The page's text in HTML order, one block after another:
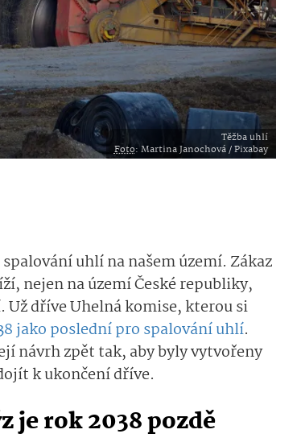
Těžba uhlí
Foto: Martina Janochová / Pixabay
uhlí na našem území. Zákaz
nejen na území České republiky,
dříve Uhelná komise, kterou si
jako poslední pro spalování uhlí.
návrh zpět tak, aby byly vytvořeny
k ukončení dříve.
je rok 2038 pozdě